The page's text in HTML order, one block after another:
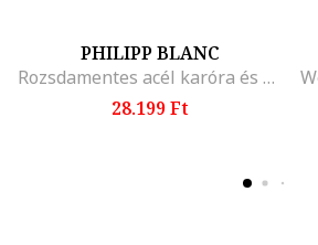
PHILIPP BLANC
Rozsdamentes acél karóra és karkötő
28.199 Ft